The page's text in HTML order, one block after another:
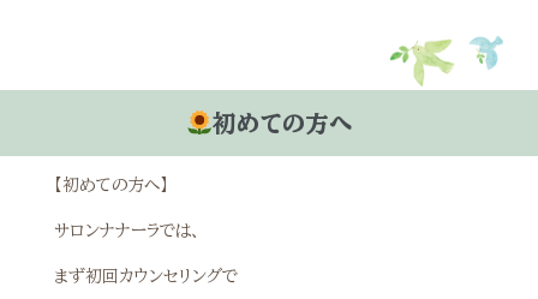
初めての方へ
【初めての方へ】
サロンナナーラでは、
まず初回カウンセリングで